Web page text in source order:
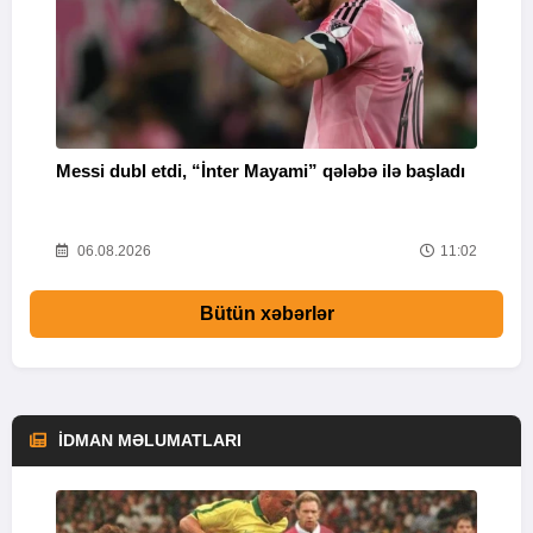
Messi dubl etdi, “İnter Mayami” qələbə ilə başladı
06.08.2026 11:02
Bütün xəbərlər
İDMAN MƏLUMATLARI